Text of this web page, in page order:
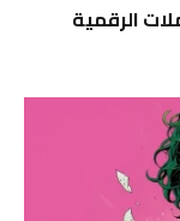
الرقمية